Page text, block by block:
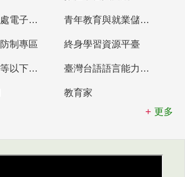
教育部統計處電子書櫃 青年教育與就業儲蓄帳戶
制專區 終身學習資源平臺
教育部高中等以下學校及幼兒園教師資格檢定考試 臺灣台語語言能力認證網站
教育家
更多